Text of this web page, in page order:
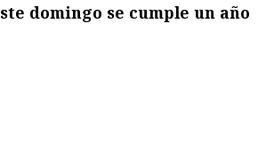
domingo se cumple un año